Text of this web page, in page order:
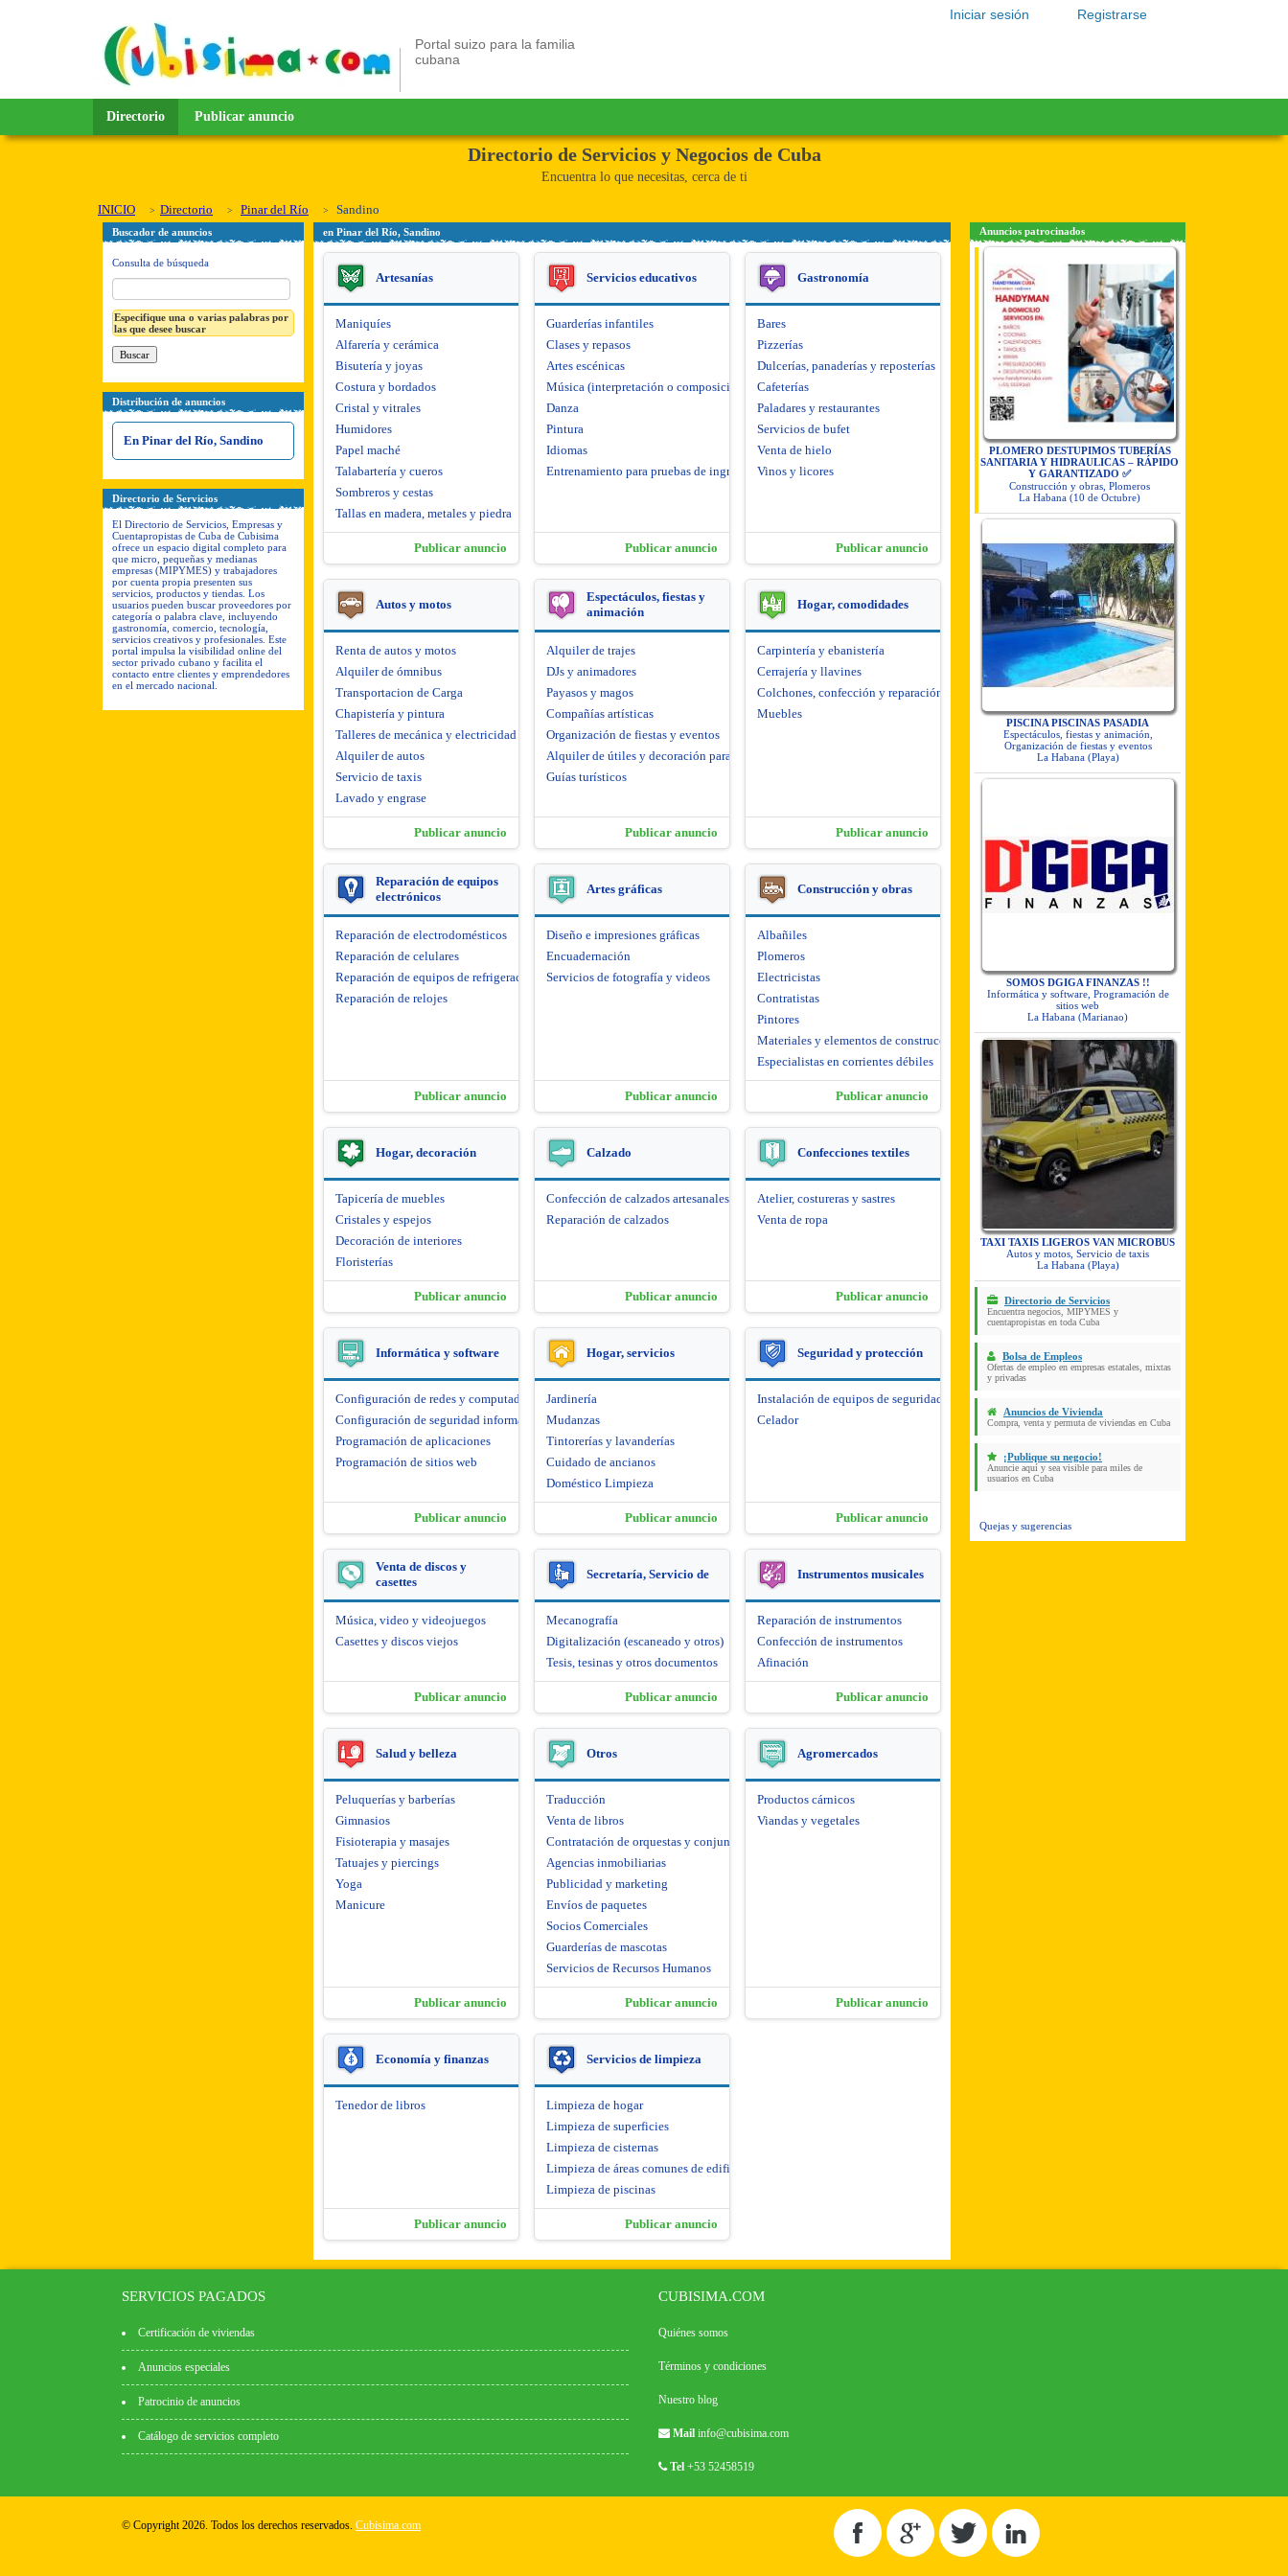
Registrarse
Iniciar sesión
Portal suizo para la familia
cubana
Directorio Publicar anuncio
Directorio de Servicios y Negocios de Cuba
Encuentra lo que necesitas, cerca de ti
INICIO Directorio Pinar del Río Sandino
Buscador de anuncios
Consulta de búsqueda
Especifique una o varias palabras por
las que desee buscar
Distribución de anuncios
En Pinar del Río, Sandino
Directorio de Servicios
El Directorio de Servicios, Empresas y
Cuentapropistas de Cuba de Cubisima
ofrece un espacio digital completo para
que micro, pequeñas y medianas
empresas (MIPYMES) y trabajadores
por cuenta propia presenten sus
servicios, productos y tiendas. Los
usuarios pueden buscar proveedores por
categoría o palabra clave, incluyendo
gastronomía, comercio, tecnología,
servicios creativos y profesionales. Este
portal impulsa la visibilidad online del
sector privado cubano y facilita el
contacto entre clientes y emprendedores
en el mercado nacional.
en Pinar del Río, Sandino
Artesanías
Maniquíes
Alfarería y cerámica
Bisutería y joyas
Costura y bordados
Cristal y vitrales
Humidores
Papel maché
Talabartería y cueros
Sombreros y cestas
Tallas en madera, metales y piedra
Publicar anuncio
Servicios educativos
Guarderías infantiles
Clases y repasos
Artes escénicas
Música (interpretación o composición)
Danza
Pintura
Idiomas
Entrenamiento para pruebas de ingreso
Publicar anuncio
Gastronomía
Bares
Pizzerías
Dulcerías, panaderías y reposterías
Cafeterías
Paladares y restaurantes
Servicios de bufet
Venta de hielo
Vinos y licores
Publicar anuncio
Autos y motos
Renta de autos y motos
Alquiler de ómnibus
Transportacion de Carga
Chapistería y pintura
Talleres de mecánica y electricidad
Alquiler de autos
Servicio de taxis
Lavado y engrase
Publicar anuncio
Espectáculos, fiestas y
animación
Alquiler de trajes
DJs y animadores
Payasos y magos
Compañías artísticas
Organización de fiestas y eventos
Alquiler de útiles y decoración para fiestas
Guías turísticos
Publicar anuncio
Hogar, comodidades
Carpintería y ebanistería
Cerrajería y llavines
Colchones, confección y reparación de
Muebles
Publicar anuncio
Reparación de equipos
electrónicos
Reparación de electrodomésticos
Reparación de celulares
Reparación de equipos de refrigeración
Reparación de relojes
Publicar anuncio
Artes gráficas
Diseño e impresiones gráficas
Encuadernación
Servicios de fotografía y videos
Publicar anuncio
Construcción y obras
Albañiles
Plomeros
Electricistas
Contratistas
Pintores
Materiales y elementos de construcción
Especialistas en corrientes débiles
Publicar anuncio
Hogar, decoración
Tapicería de muebles
Cristales y espejos
Decoración de interiores
Floristerías
Publicar anuncio
Calzado
Confección de calzados artesanales
Reparación de calzados
Publicar anuncio
Confecciones textiles
Atelier, costureras y sastres
Venta de ropa
Publicar anuncio
Informática y software
Configuración de redes y computadoras
Configuración de seguridad informática
Programación de aplicaciones
Programación de sitios web
Publicar anuncio
Hogar, servicios
Jardinería
Mudanzas
Tintorerías y lavanderías
Cuidado de ancianos
Doméstico Limpieza
Publicar anuncio
Seguridad y protección
Instalación de equipos de seguridad y protección
Celador
Publicar anuncio
Venta de discos y
casettes
Música, video y videojuegos
Casettes y discos viejos
Publicar anuncio
Secretaría, Servicio de
Mecanografía
Digitalización (escaneado y otros)
Tesis, tesinas y otros documentos
Publicar anuncio
Instrumentos musicales
Reparación de instrumentos
Confección de instrumentos
Afinación
Publicar anuncio
Salud y belleza
Peluquerías y barberías
Gimnasios
Fisioterapia y masajes
Tatuajes y piercings
Yoga
Manicure
Publicar anuncio
Otros
Traducción
Venta de libros
Contratación de orquestas y conjuntos artísticos
Agencias inmobiliarias
Publicidad y marketing
Envíos de paquetes
Socios Comerciales
Guarderías de mascotas
Servicios de Recursos Humanos
Publicar anuncio
Agromercados
Productos cárnicos
Viandas y vegetales
Publicar anuncio
Economía y finanzas
Tenedor de libros
Publicar anuncio
Servicios de limpieza
Limpieza de hogar
Limpieza de superficies
Limpieza de cisternas
Limpieza de áreas comunes de edificios
Limpieza de piscinas
Publicar anuncio
Anuncios patrocinados
PLOMERO DESTUPIMOS TUBERÍAS
SANITARIA Y HIDRAULICAS – RÁPIDO
Y GARANTIZADO ✅
Construcción y obras, Plomeros
La Habana (10 de Octubre)
PISCINA PISCINAS PASADIA
Espectáculos, fiestas y animación,
Organización de fiestas y eventos
La Habana (Playa)
SOMOS DGIGA FINANZAS !!
Informática y software, Programación de
sitios web
La Habana (Marianao)
TAXI TAXIS LIGEROS VAN MICROBUS
Autos y motos, Servicio de taxis
La Habana (Playa)
Directorio de Servicios
Encuentra negocios, MIPYMES y
cuentapropistas en toda Cuba
Bolsa de Empleos
Ofertas de empleo en empresas estatales, mixtas
y privadas
Anuncios de Vivienda
Compra, venta y permuta de viviendas en Cuba
¡Publique su negocio!
Anuncie aquí y sea visible para miles de
usuarios en Cuba
Quejas y sugerencias
SERVICIOS PAGADOS
Certificación de viviendas
Anuncios especiales
Patrocinio de anuncios
Catálogo de servicios completo
CUBISIMA.COM
Quiénes somos
Términos y condiciones
Nuestro blog
Mail info@cubisima.com
Tel +53 52458519
© Copyright 2026. Todos los derechos reservados. Cubisima.com